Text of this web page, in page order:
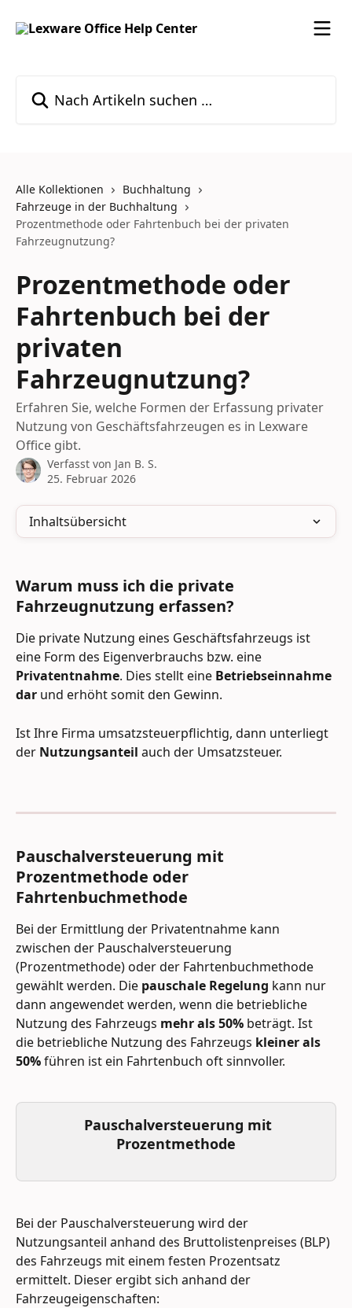
Alle Kollektionen
Buchhaltung
Fahrzeuge in der Buchhaltung
Prozentmethode oder Fahrtenbuch bei der privaten
Fahrzeugnutzung?
Prozentmethode oder
Fahrtenbuch bei der
privaten
Fahrzeugnutzung?
Erfahren Sie, welche Formen der Erfassung privater
Nutzung von Geschäftsfahrzeugen es in Lexware
Office gibt.
Verfasst von Jan B. S.
25. Februar 2026
Inhaltsübersicht
Warum muss ich die private
Fahrzeugnutzung erfassen?
Die private Nutzung eines Geschäftsfahrzeugs ist
eine Form des Eigenverbrauchs bzw. eine
Privatentnahme. Dies stellt eine Betriebseinnahme
dar und erhöht somit den Gewinn.
Ist Ihre Firma umsatzsteuerpflichtig, dann unterliegt
der Nutzungsanteil auch der Umsatzsteuer.
Pauschalversteuerung mit
Prozentmethode oder
Fahrtenbuchmethode
Bei der Ermittlung der Privatentnahme kann
zwischen der Pauschalversteuerung
(Prozentmethode) oder der Fahrtenbuchmethode
gewählt werden. Die pauschale Regelung kann nur
dann angewendet werden, wenn die betriebliche
Nutzung des Fahrzeugs mehr als 50% beträgt. Ist
die betriebliche Nutzung des Fahrzeugs kleiner als
50% führen ist ein Fahrtenbuch oft sinnvoller.
Prozentmethode
Bei der Pauschalversteuerung wird der
Nutzungsanteil anhand des Bruttolistenpreises (BLP)
des Fahrzeugs mit einem festen Prozentsatz
ermittelt. Dieser ergibt sich anhand der
Fahrzeugeigenschaften: